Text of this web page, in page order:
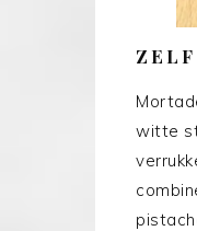
witte